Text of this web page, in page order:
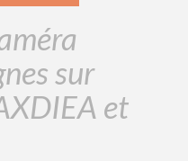
sur
et